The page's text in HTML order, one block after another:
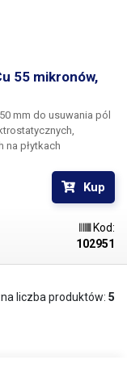
55 mikronów,
mm do usuwania pól
płytkach
jest jednak
taśmy
które ma dobrą
przewodność
Kup
Kod:
102951
liczba produktów: 5